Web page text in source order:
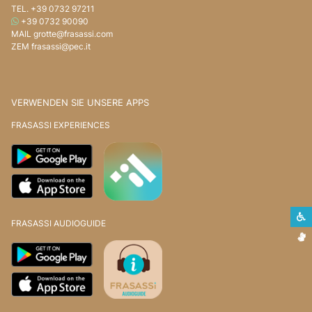
TEL. +39 0732 97211
WHATSAPP
+39 0732 90090
MAIL grotte@frasassi.com
ZEM frasassi@pec.it
VERWENDEN SIE UNSERE APPS
FRASASSI EXPERIENCES
FRASASSI AUDIOGUIDE